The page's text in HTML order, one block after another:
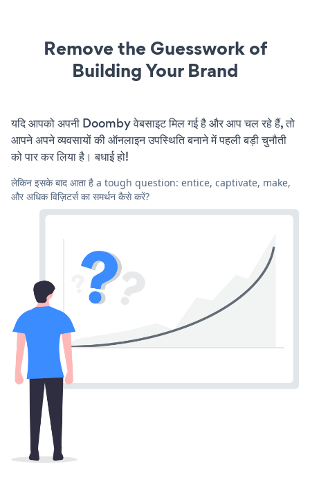
Remove the Guesswork of
Building Your Brand
यदि आपको अपनी Doomby वेबसाइट मिल गई है और आप चल रहे हैं, तो
आपने अपने व्यवसायों की ऑनलाइन उपस्थिति बनाने में पहली बड़ी चुनौती
को पार कर लिया है। बधाई हो!
लेकिन इसके बाद आता है a tough question: entice, captivate, make,
और अधिक विज़िटर्स का समर्थन कैसे करें?